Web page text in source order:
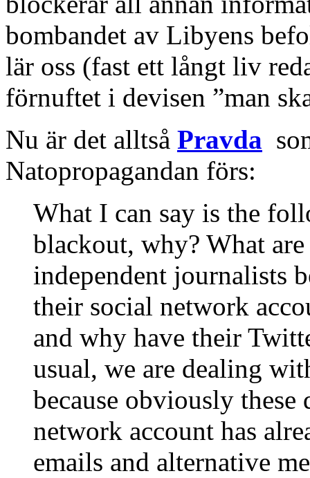
bombandet av Libyens
lär oss (fast ett långt liv
förnuftet i devisen ”man
Nu är det alltså Pravda
Natopropagandan förs:
What I can say is the
blackout, why? What
independent journalists
their social network
and why have their
usual, we are dealing
because obviously these
network account has
emails and alternative